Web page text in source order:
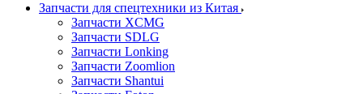
Запчасти для спецтехники из Китая
Запчасти XCMG
Запчасти SDLG
Запчасти Lonking
Запчасти Zoomlion
Запчасти Shantui